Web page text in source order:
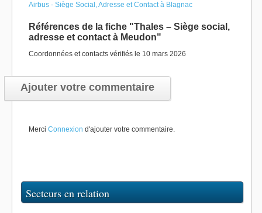
Airbus - Siège Social, Adresse et Contact à Blagnac
Références de la fiche "Thales – Siège social,
adresse et contact à Meudon"
Coordonnées et contacts vérifiés le 10 mars 2026
Ajouter votre commentaire
Merci Connexion d'ajouter votre commentaire.
Secteurs en relation